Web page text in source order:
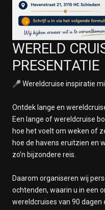
Op Zee
23 februari 2028
Sydney, Australië
24 februari 2028
Sydney, Australië
25 februari 2028
26 februari 2028
27 februari 2028
Airlie Beach
28 februari 2028
Op Zee
29 februari 2028
1 maart 2028
Op Zee
2 maart 2028
WERELD
PRESENTATIE
🎤 Wereldcruise inspiratie
Ontdek lange en
Een lange of wereldcruise
hoe het voelt om weken of
hoe de havens eruitzien en
zo’n bijzondere reis.
Daarom organiseren wij
ochtenden, waarin u in een
wereldcruises van 90 dagen